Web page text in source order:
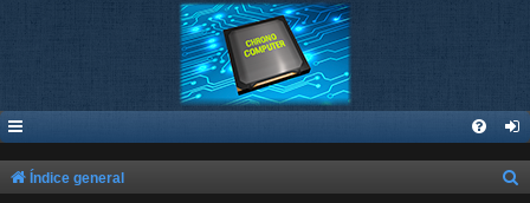
Índice general